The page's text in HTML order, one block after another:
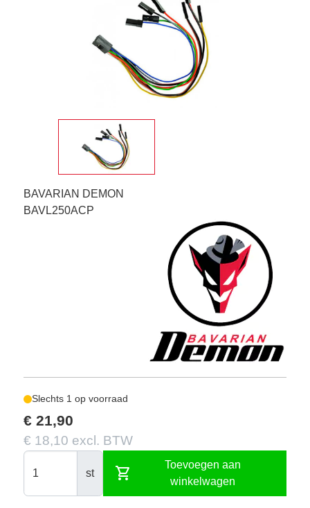
BAVARIAN DEMON
BAVL250ACP
Slechts 1 op voorraad
€ 21,90
€ 18,10 excl. BTW
st shopping_cart
Toevoegen aan
winkelwagen